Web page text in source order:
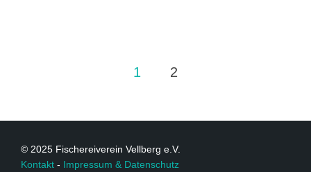
1 2
© 2025 Fischereiverein Vellberg e.V.
Kontakt - Impressum & Datenschutz